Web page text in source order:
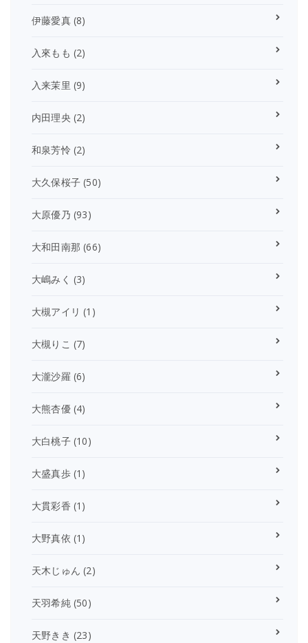
伊藤愛真(8)
入來もも (2)
入来茉里 (9)
内田理央 (2)
和泉芳怜 (2)
大久保桜子 (50)
大原優乃 (93)
大和田南那 (66)
大嶋みく (3)
大槻アイリ (1)
大槻りこ (7)
大瀧沙羅 (6)
大熊杏優(4)
大白桃子(10)
大盛真歩(1)
大貫彩香 (1)
大野真依 (1)
天木じゅん (2)
天羽希純(50)
天野きき (23)